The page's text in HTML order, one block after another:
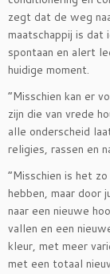
zegt dat de weg
maatschappij is dat
spontaan en alert
huidige moment.
“Misschien kan er
zijn die van vrede
alle onderscheid
religies, rassen en
“Misschien is het
hebben, maar door
naar een nieuwe
vallen en een
kleur, met meer
met een totaal